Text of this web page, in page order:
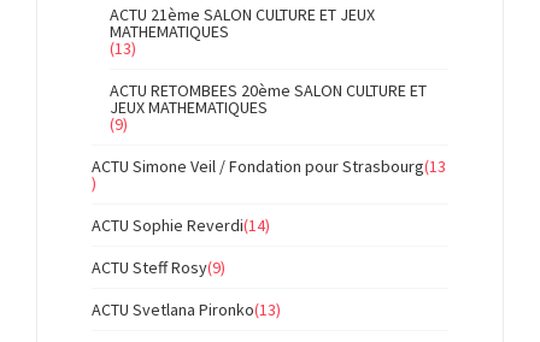
ACTU 21ème SALON CULTURE ET JEUX
MATHEMATIQUES
(13)
ACTU RETOMBEES 20ème SALON CULTURE ET
JEUX MATHEMATIQUES
(9)
ACTU Simone Veil / Fondation pour Strasbourg(13
)
ACTU Sophie Reverdi(14)
ACTU Steff Rosy(9)
ACTU Svetlana Pironko(13)